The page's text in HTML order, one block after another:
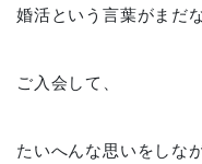
婚活という言葉がまだ
ご入会して、
たいへんな思いをしなが